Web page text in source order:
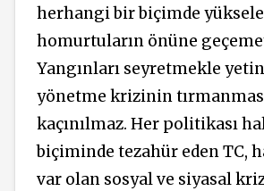
herhangi bir biçimde
homurtuların önüne
Yangınları seyretmekle
yönetme krizinin
kaçınılmaz. Her politikası
biçiminde tezahür eden TC,
var olan sosyal ve siyasal